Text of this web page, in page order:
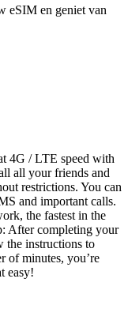
eSIM en geniet van
4G / LTE speed with
all your friends and
restrictions. You can
and important calls.
the fastest in the
After completing your
the instructions to
of minutes, you’re
easy!